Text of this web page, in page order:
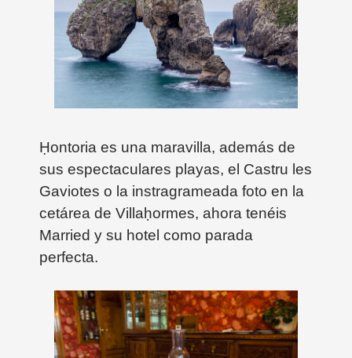
Ḥontoria es una maravilla, además de
sus espectaculares playas, el Castru les
Gaviotes o la instragrameada foto en la
cetárea de Villaḥormes, ahora tenéis
Married y su hotel como parada
perfecta.